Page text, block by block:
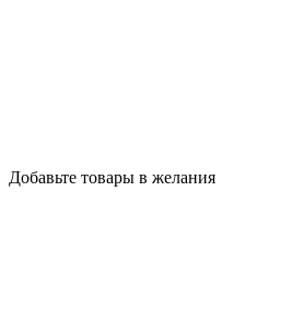
Добавьте товары в желания